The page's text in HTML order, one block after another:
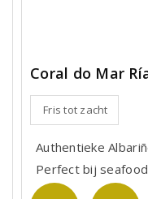
Coral do Mar
Fris tot zacht
Authentieke
Perfect bij seafood